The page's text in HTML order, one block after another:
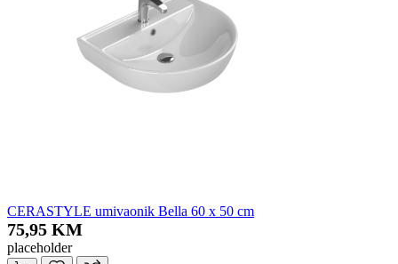
CERASTYLE umivaonik Bella 60 x 50 cm
75,95 KM
placeholder